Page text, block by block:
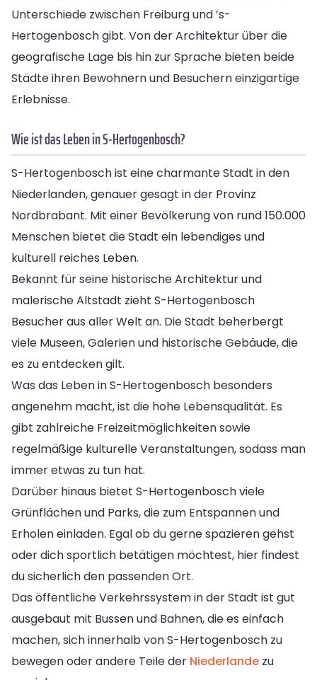
Unterschiede zwischen Freiburg und ’s-
Hertogenbosch gibt. Von der Architektur über die
geografische Lage bis hin zur Sprache bieten beide
Städte ihren Bewohnern und Besuchern einzigartige
Erlebnisse.
Wie ist das Leben in S-Hertogenbosch?
S-Hertogenbosch ist eine charmante Stadt in den
Niederlanden, genauer gesagt in der Provinz
Nordbrabant. Mit einer Bevölkerung von rund 150.000
Menschen bietet die Stadt ein lebendiges und
kulturell reiches Leben.
Bekannt für seine historische Architektur und
malerische Altstadt zieht S-Hertogenbosch
Besucher aus aller Welt an. Die Stadt beherbergt
viele Museen, Galerien und historische Gebäude, die
es zu entdecken gilt.
Was das Leben in S-Hertogenbosch besonders
angenehm macht, ist die hohe Lebensqualität. Es
gibt zahlreiche Freizeitmöglichkeiten sowie
regelmäßige kulturelle Veranstaltungen, sodass man
immer etwas zu tun hat.
Darüber hinaus bietet S-Hertogenbosch viele
Grünflächen und Parks, die zum Entspannen und
Erholen einladen. Egal ob du gerne spazieren gehst
oder dich sportlich betätigen möchtest, hier findest
du sicherlich den passenden Ort.
Das öffentliche Verkehrssystem in der Stadt ist gut
ausgebaut mit Bussen und Bahnen, die es einfach
machen, sich innerhalb von S-Hertogenbosch zu
bewegen oder andere Teile der Niederlande zu